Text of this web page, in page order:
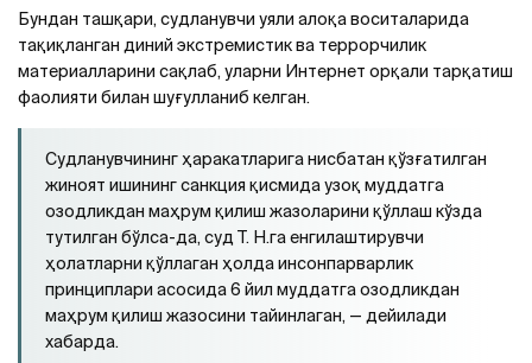
Бундан ташқари, судланувчи уяли алоқа воситаларида
тақиқланган диний экстремистик ва террорчилик
материалларини сақлаб, уларни Интернет орқали тарқатиш
фаолияти билан шуғулланиб келган.
Судланувчининг ҳаракатларига нисбатан қўзғатилган
жиноят ишининг санкция қисмида узоқ муддатга
озодликдан маҳрум қилиш жазоларини қўллаш кўзда
тутилган бўлса-да, суд Т. Н.га енгилаштирувчи
ҳолатларни қўллаган ҳолда инсонпарварлик
принциплари асосида 6 йил муддатга озодликдан
маҳрум қилиш жазосини тайинлаган, — дейилади
хабарда.